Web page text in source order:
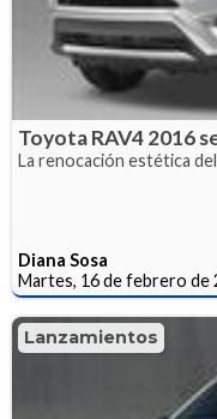
Toyota RAV4 2016
La renocación estética
Diana Sosa
Martes, 16 de febrero de
Lanzamientos